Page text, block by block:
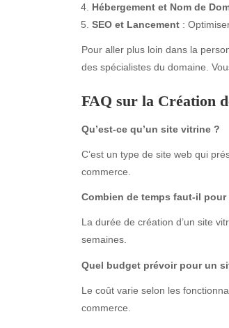
Hébergement et Nom de
SEO et Lancement :
Pour aller plus loin dans la
des spécialistes du domaine.
FAQ sur la Création
Qu’est-ce qu’un site vitrine ?
C’est un type de site web qui
commerce.
Combien de temps faut-il
La durée de création d’un site
semaines.
Quel budget prévoir pour un
Le coût varie selon les
commerce.
Archives
July 2026
June 2026
May 2026
March 2026
February 2026